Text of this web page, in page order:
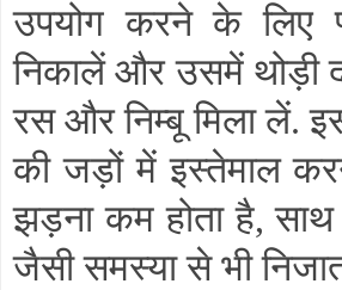
उपयोग करने के लिए
निकालें और उसमें थोड़ी
रस और निम्बू मिला लें.
की जड़ों में इस्तेमाल
झड़ना कम होता है,
जैसी समस्या से भी